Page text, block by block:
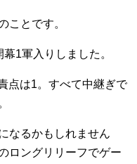
ことです。
1軍入りしました。
点は1。すべて中継ぎで
なるかもしれません
ロングリリーフでゲー